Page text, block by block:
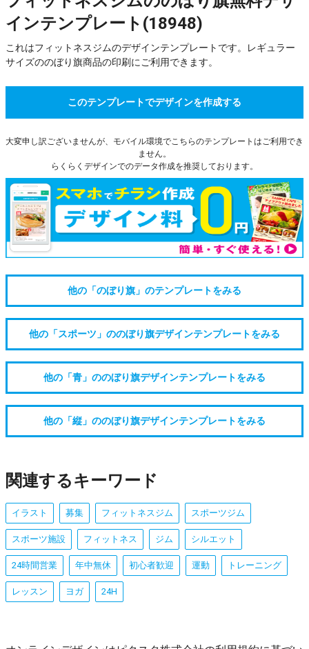
インテンプレート(18948)
これはフィットネスジムのデザインテンプレートです。レギュラー
サイズののぼり旗商品の印刷にご利用できます。
このテンプレートでデザインを作成する
大変申し訳ございませんが、モバイル環境でこちらのテンプレートはご利用でき
ません。
らくらくデザインでのデータ作成を推奨しております。
他の「のぼり旗」のテンプレートをみる
他の「スポーツ」ののぼり旗デザインテンプレートをみる
他の「青」ののぼり旗デザインテンプレートをみる
他の「縦」ののぼり旗デザインテンプレートをみる
関連するキーワード
イラスト 募集 フィットネスジム スポーツジム
スポーツ施設 フィットネス ジム シルエット
24時間営業 年中無休 初心者歓迎 運動 トレーニング
レッスン ヨガ 24H